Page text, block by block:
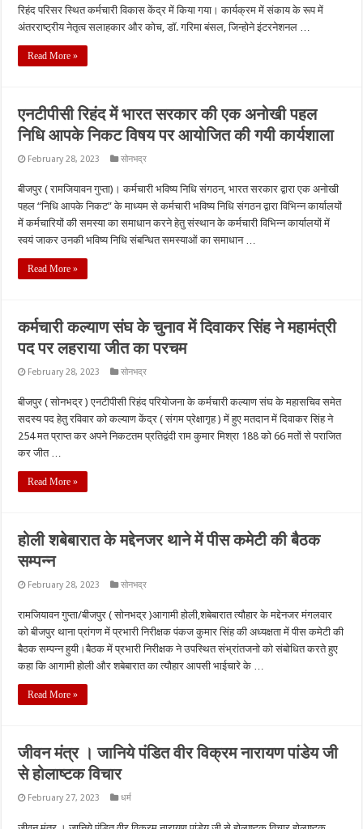
रिहंद परिसर स्थित कर्मचारी विकास केंद्र में किया गया। कार्यक्रम में संकाय के रूप में
अंतरराष्ट्रीय नेतृत्व सलाहकार और कोच, डॉ. गरिमा बंसल, जिन्होने इंटरनेशनल …
Read More »
एनटीपीसी रिहंद में भारत सरकार की एक अनोखी पहल
निधि आपके निकट विषय पर आयोजित की गयी कार्यशाला
February 28, 2023 सोनभद्र
बीजपुर ( रामजियावन गुप्ता)। कर्मचारी भविष्य निधि संगठन, भारत सरकार द्वारा एक अनोखी
पहल “निधि आपके निकट” के माध्यम से कर्मचारी भविष्य निधि संगठन द्वारा विभिन्न कार्यालयों
में कर्मचारियों की समस्या का समाधान करने हेतु संस्थान के कर्मचारी विभिन्न कार्यालयों में
स्वयं जाकर उनकी भविष्य निधि संबन्धित समस्याओं का समाधान …
Read More »
कर्मचारी कल्याण संघ के चुनाव में दिवाकर सिंह ने महामंत्री
पद पर लहराया जीत का परचम
February 28, 2023 सोनभद्र
बीजपुर ( सोनभद्र ) एनटीपीसी रिहंद परियोजना के कर्मचारी कल्याण संघ के महासचिव समेत
सदस्य पद हेतु रविवार को कल्याण केंद्र ( संगम प्रेक्षागृह ) में हुए मतदान में दिवाकर सिंह ने
254 मत प्राप्त कर अपने निकटतम प्रतिद्वंदी राम कुमार मिश्रा 188 को 66 मतों से पराजित
कर जीत …
Read More »
होली शबेबारात के मद्देनजर थाने में पीस कमेटी की बैठक
सम्पन्न
February 28, 2023 सोनभद्र
रामजियावन गुप्ता/बीजपुर ( सोनभद्र )आगामी होली,शबेबारात त्यौहार के मद्देनजर मंगलवार
को बीजपुर थाना प्रांगण में प्रभारी निरीक्षक पंकज कुमार सिंह की अध्यक्षता में पीस कमेटी की
बैठक सम्पन्न हुयी।बैठक में प्रभारी निरीक्षक ने उपस्थित संभ्रांतजनो को संबोधित करते हुए
कहा कि आगामी होली और शबेबारात का त्यौहार आपसी भाईचारे के …
Read More »
जीवन मंत्र । जानिये पंडित वीर विक्रम नारायण पांडेय जी
से होलाष्टक विचार
February 27, 2023 धर्म